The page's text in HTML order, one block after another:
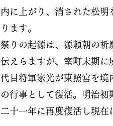
内に上がり、消された松明
ります。
祭りの起源は、源頼朝の祈
伝えらますが、室町末期に
代目将軍家光が東照宮を境
の行事として復活。明治初
二十一年に再度復活し現在